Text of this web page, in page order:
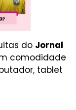
do Jornal
comodidade
tablet